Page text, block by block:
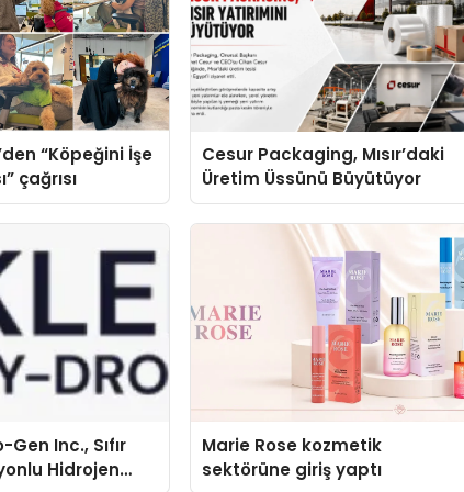
“Köpeğini İşe
çağrısı
Cesur Packaging, Mısır’daki
Üretim Üssünü Büyütüyor
Inc., Sıfır
Hidrojen
Marie Rose kozmetik
sektörüne giriş yaptı